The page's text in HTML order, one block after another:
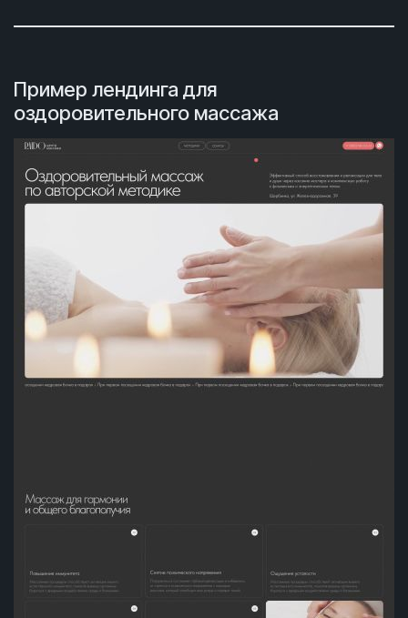
Пример лендинга для
оздоровительного массажа